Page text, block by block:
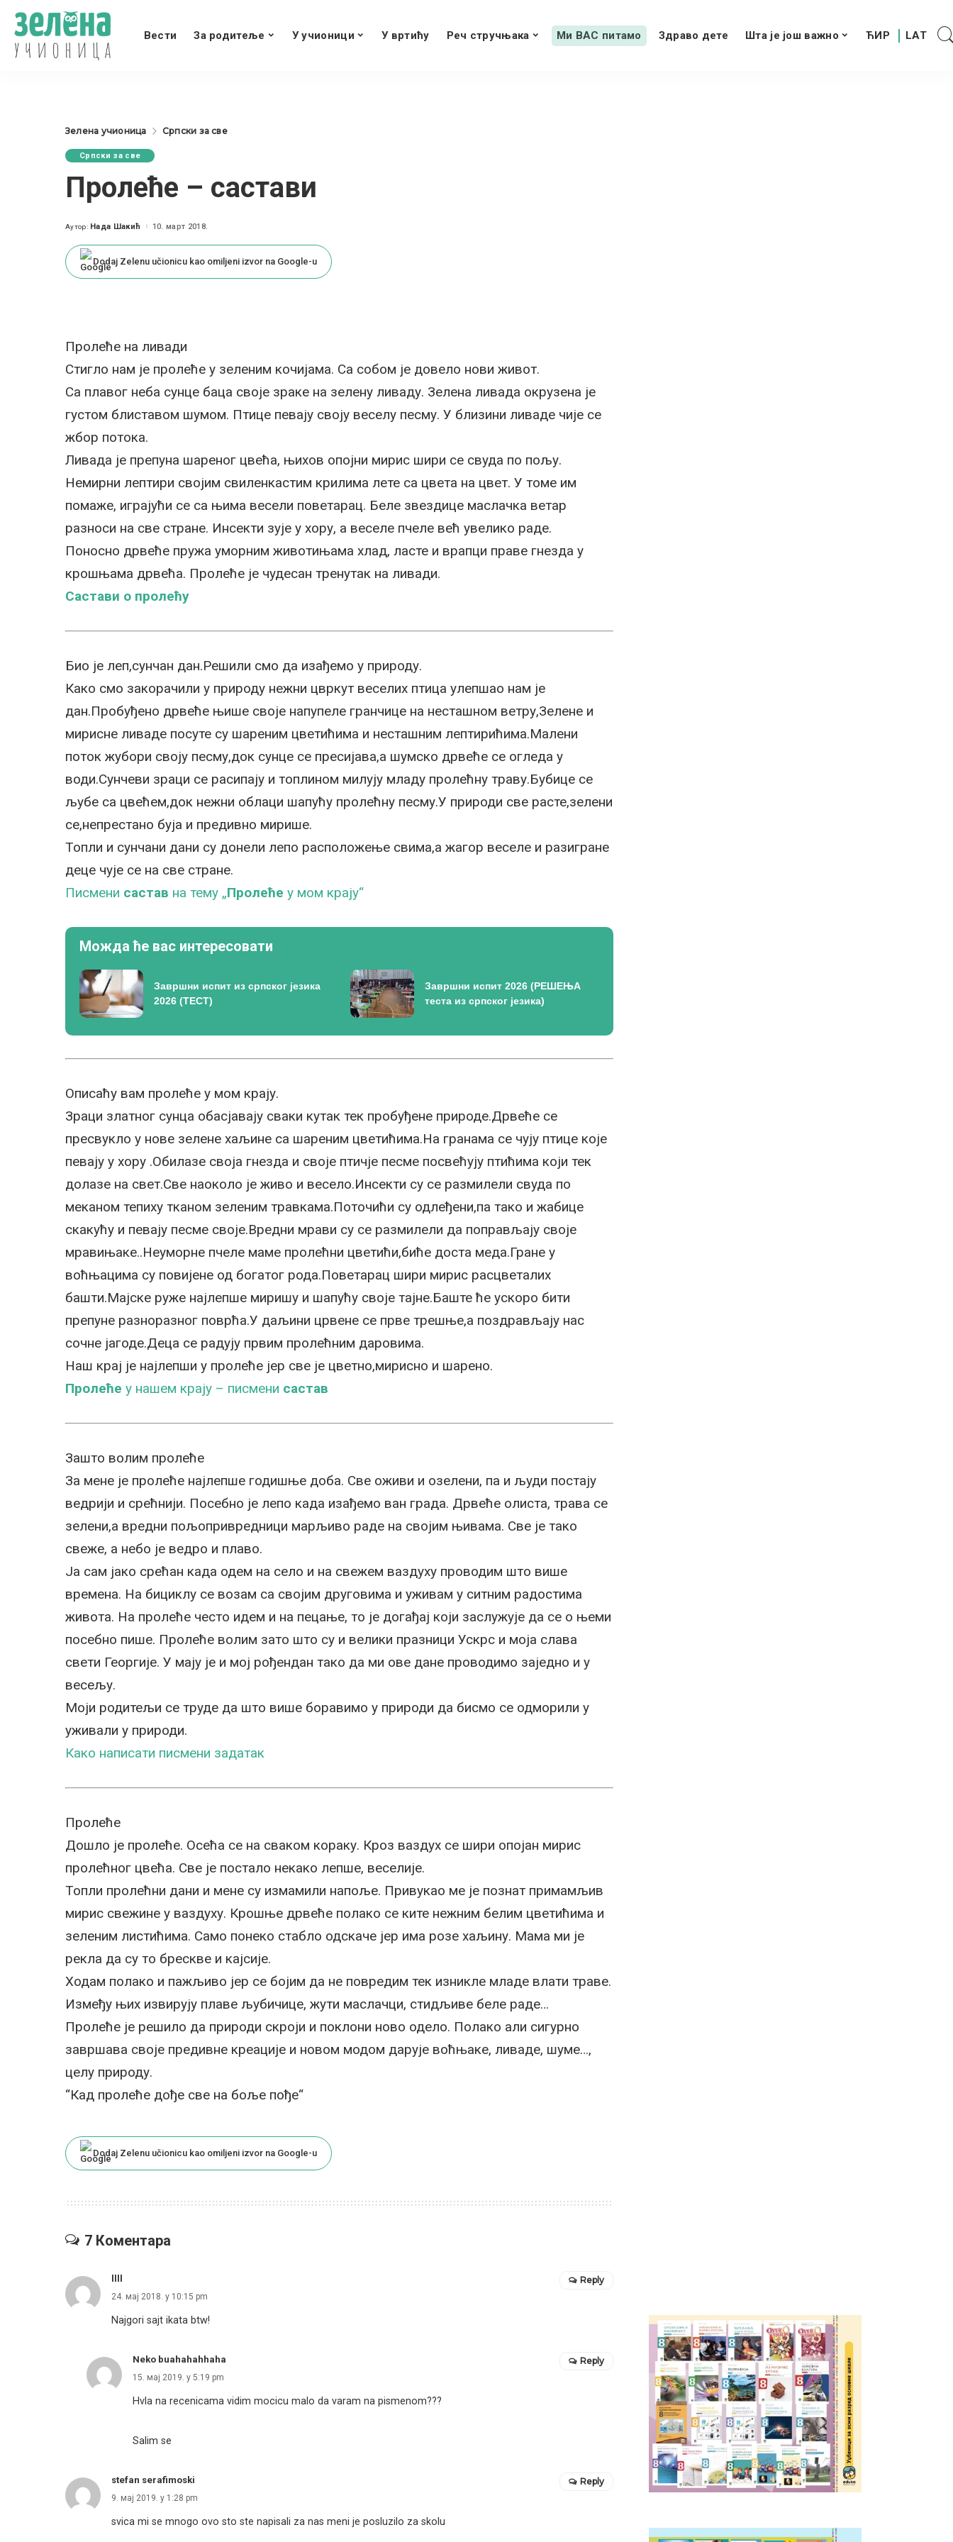
Вести За родитеље У учионици У вртићу Реч стручњака Ми ВАС питамо Здраво дете Шта је још важно
Зелена учионица Српски за све
Српски за све
Пролеће – састави
Posted
Аутор: Нада Шакић 10. март 2018.
Dodaj Zelenu učionicu kao omiljeni izvor na Google-u
Пролеће на ливади
Стигло нам је пролеће у зеленим кочијама. Са собом је довело нови живот.
Са плавог неба сунце баца своје зраке на зелену ливаду. Зелена ливада окрузена је
густом блиставом шумом. Птице певају своју веселу песму. У близини ливаде чије се
жбор потока.
Ливада је препуна шареног цвећа, њихов опојни мирис шири се свуда по пољу.
Немирни лептири својим свиленкастим крилима лете са цвета на цвет. У томе им
помаже, играјући се са њима весели поветарац. Беле звездице маслачка ветар
разноси на све стране. Инсекти зује у хору, а веселе пчеле већ увелико раде.
Поносно дрвеће пружа уморним животињама хлад, ласте и врапци праве гнезда у
крошњама дрвећа. Пролеће је чудесан тренутак на ливади.
Састави о пролећу
Био је леп,сунчан дан.Решили смо да изађемо у природу.
Како смо закорачили у природу нежни цвркут веселих птица улепшао нам је
дан.Пробуђено дрвеће њише своје напупеле гранчице на несташном ветру,Зелене и
мирисне ливаде посуте су шареним цветићима и несташним лептирићима.Малени
поток жубори своју песму,док сунце се пресијава,а шумско дрвеће се огледа у
води.Сунчеви зраци се расипају и топлином милују младу пролећну траву.Бубице се
љубе са цвећем,док нежни облаци шапућу пролећну песму.У природи све расте,зелени
се,непрестано буја и предивно мирише.
Топли и сунчани дани су донели лепо расположење свима,а жагор веселе и разигране
деце чује се на све стране.
Писмени састав на тему „Пролеће у мом крају“
Можда ће вас интересовати
Завршни испит из српског језика
2026 (ТЕСТ)
Завршни испит 2026 (РЕШЕЊА
теста из српског језика)
Описаћу вам пролеће у мом крају.
Зраци златног сунца обасјавају сваки кутак тек пробуђене природе.Дрвеће се
пресвукло у нове зелене хаљине са шареним цветићима.На гранама се чују птице које
певају у хору .Обилазе своја гнезда и своје птичје песме посвећују птићима који тек
долазе на свет.Све наоколо је живо и весело.Инсекти су се размилели свуда по
меканом тепиху тканом зеленим травкама.Поточићи су одлеђени,па тако и жабице
скакућу и певају песме своје.Вредни мрави су се размилели да поправљају своје
мравињаке..Неуморне пчеле маме пролећни цветићи,биће доста меда.Гране у
воћњацима су повијене од богатог рода.Поветарац шири мирис расцветалих
башти.Мајске руже најлепше миришу и шапућу своје тајне.Баште ће ускоро бити
препуне разноразног поврћа.У даљини црвене се прве трешње,а поздрављају нас
сочне јагоде.Деца се радују првим пролећним даровима.
Наш крај је најлепши у пролеће јер све је цветно,мирисно и шарено.
Пролеће у нашем крају – писмени састав
Зашто волим пролеће
За мене је пролеће најлепше годишње доба. Све оживи и озелени, па и људи постају
ведрији и срећнији. Посебно је лепо када изађемо ван града. Дрвеће олиста, трава се
зелени,а вредни пољопривредници марљиво раде на својим њивама. Све је тако
свеже, а небо је ведро и плаво.
Ја сам јако срећан када одем на село и на свежем ваздуху проводим што више
времена. На бициклу се возам са својим друговима и уживам у ситним радостима
живота. На пролеће често идем и на пецање, то је догађај који заслужује да се о њеми
посебно пише. Пролеће волим зато што су и велики празници Ускрс и моја слава
свети Георгије. У мају је и мој рођендан тако да ми ове дане проводимо заједно и у
весељу.
Моји родитељи се труде да што више боравимо у природи да бисмо се одморили у
уживали у природи.
Како написати писмени задатак
Пролеће
Дошло је пролеће. Осећа се на сваком кораку. Кроз ваздух се шири опојан мирис
пролећног цвећа. Све је постало некако лепше, веселије.
Топли пролећни дани и мене су измамили напоље. Привукао ме је познат примамљив
мирис свежине у ваздуху. Крошње дрвеће полако се ките нежним белим цветићима и
зеленим листићима. Само понеко стабло одскаче јер има розе хаљину. Мама ми је
рекла да су то брескве и кајсије.
Ходам полако и пажљиво јер се бојим да не повредим тек изникле младе влати траве.
Између њих извирују плаве љубичице, жути маслачци, стидљиве беле раде…
Пролеће је решило да природи скроји и поклони ново одело. Полако али сигурно
завршава своје предивне креације и новом модом дарује воћњаке, ливаде, шуме…,
целу природу.
“Кад пролеће дође све на боље пође“
Dodaj Zelenu učionicu kao omiljeni izvor na Google-u
7 Коментара
llll
24. мај 2018. у 10:15 pm
Najgori sajt ikata btw!
Reply
Neko buahahahhaha
15. мај 2019. у 5:19 pm
Hvla na recenicama vidim mocicu malo da varam na pismenom???
Salim se
Reply
stefan serafimoski
9. мај 2019. у 1:28 pm
svica mi se mnogo ovo sto ste napisali za nas meni je posluzilo za skolu
Reply